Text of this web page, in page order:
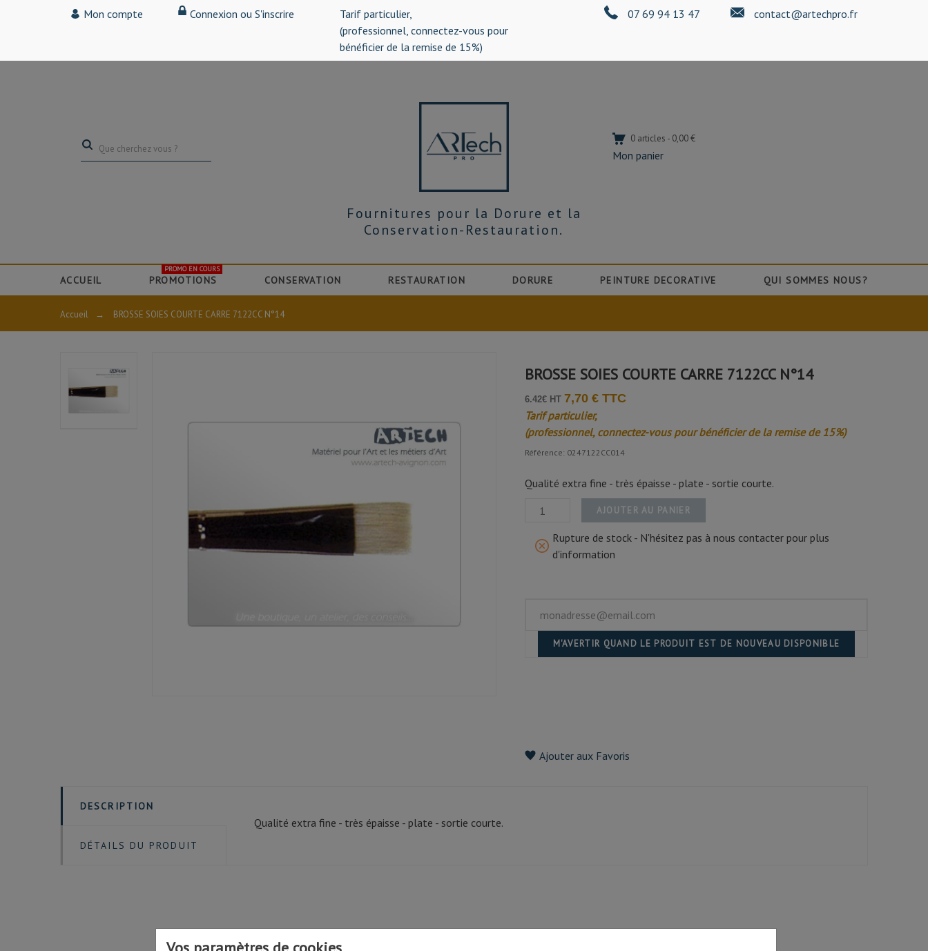
Mon compte Connexion ou S'inscrire
Tarif particulier,
(professionnel, connectez-vous pour
bénéficier de la remise de 15%)
07 69 94 13 47 contact@artechpro.fr
0 articles - 0,00 €
Mon panier
Fournitures pour la Dorure et la
Conservation-Restauration.
ACCUEIL PROMOTIONS
PROMO EN COURS
CONSERVATION RESTAURATION DORURE PEINTURE DECORATIVE QUI SOMMES NOUS?
Accueil → BROSSE SOIES COURTE CARRE 7122CC N°14
BROSSE SOIES COURTE CARRE 7122CC N°14
6.42€ HT 7,70 € TTC
Tarif particulier,
(professionnel, connectez-vous pour bénéficier de la remise de 15%)
Référence: 0247122CC014
Qualité extra fine - très épaisse - plate - sortie courte.
AJOUTER AU PANIER
Rupture de stock - N'hésitez pas à nous contacter pour plus
d'information
M'AVERTIR QUAND LE PRODUIT EST DE NOUVEAU DISPONIBLE
Ajouter aux Favoris
DESCRIPTION
DÉTAILS DU PRODUIT
Qualité extra fine - très épaisse - plate - sortie courte.